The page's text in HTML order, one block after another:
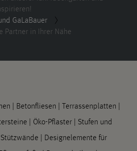
GaLaBauer
Partner in Ihrer Nähe
| Betonfliesen | Terrassenplatten |
| Öko-Pflaster | Stufen und
| Designelemente für